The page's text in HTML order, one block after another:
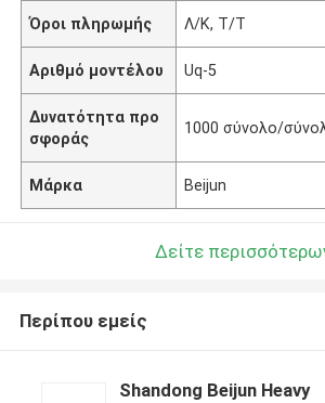
Όροι πληρωμής Λ/Κ, Τ/Τ
Αριθμό μοντέλου Uq-5
Δυνατότητα προ
σφοράς
1000 σύνολο/
Μάρκα Beijun
Δείτε
Περίπου εμείς
Shandong Beijun Heavy